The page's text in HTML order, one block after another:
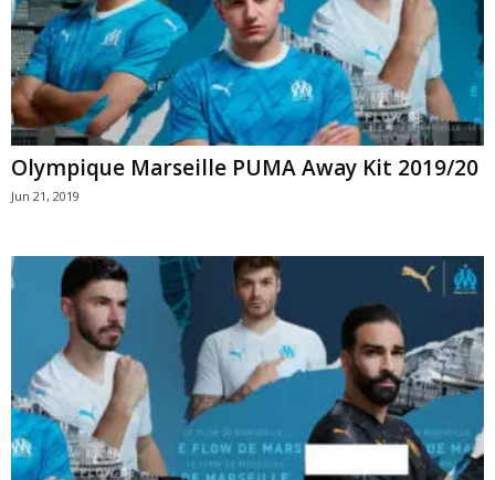
Olympique Marseille PUMA Away Kit 2019/20
Jun 21, 2019